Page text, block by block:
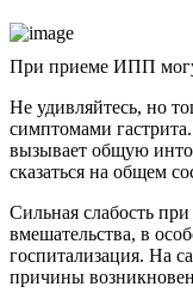
При приеме ИПП
Не удивляйтесь, но
симптомами
вызывает общую
сказаться на общем
Сильная слабость
вмешательства, в
госпитализация. На
причины